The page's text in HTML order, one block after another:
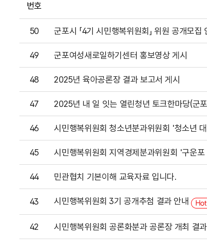
번호
50 군포시 「4기 시민행복위원회」 위원 공개모집
49 군포여성새로일하기센터 홍보영상 게시
48 2025년 육아공론장 결과 보고서 게시
47 2025년 내 일 잇는 열린청년 토크한마당(군
46 시민행복위원회 청소년분과위원회 '청소년
45 시민행복위원회 지역경제분과위원회 '구운
44 민관협치 기본이해 교육자료 입니다.
43 시민행복위원회 3기 공개추첨 결과 안내
42 시민행복위원회 공론화분과 공론장 개최 결